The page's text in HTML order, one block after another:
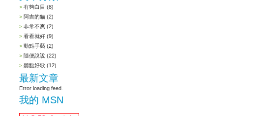
有夠白目 (8)
阿吉的貓 (2)
非常不爽 (2)
看看就好 (9)
動點手藝 (2)
隨便說說 (22)
聽點好歌 (12)
最新文章
Error loading feed.
我的 MSN